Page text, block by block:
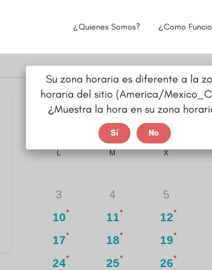
¿Quienes Somos? ¿Como
2026
L M X
3
4 5
10
11 12
17
18 19
24
25 26
Su zona horaria es diferente a la
horaria del sitio (America/
¿Muestra la hora en su zona
Sí No